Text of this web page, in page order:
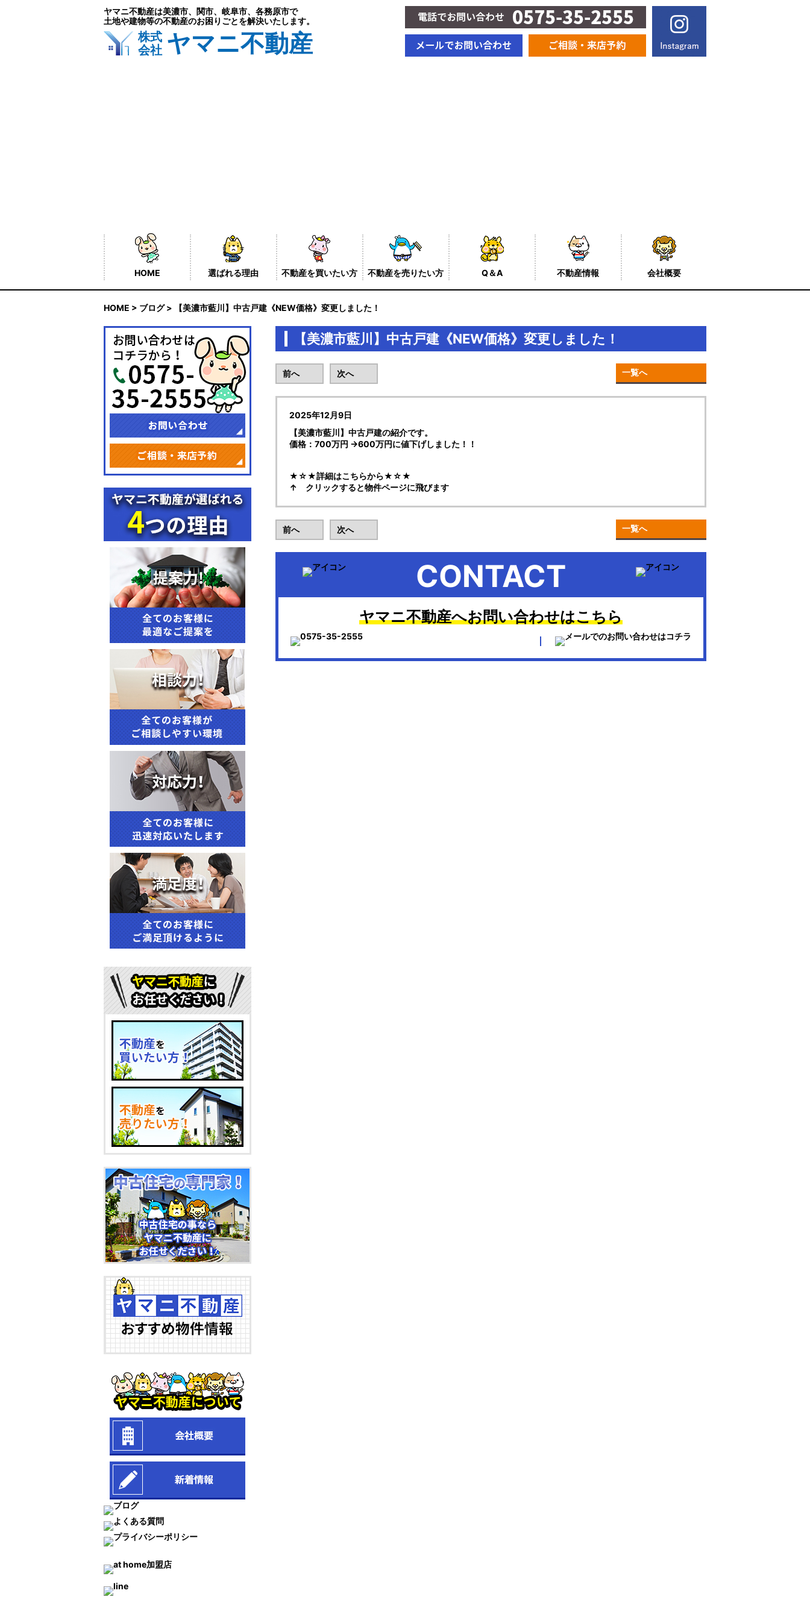
ヤマニ不動産は美濃市、関市、岐阜市、各務原市で
土地や建物等の不動産のお困りごとを解決いたします。
株式
会社 ヤマニ不動産
HOME 選ばれる理由 不動産を買いたい方 不動産を売りたい方 Q＆A 不動産情報 会社概要
HOME > ブログ> 【美濃市藍川】中古戸建《NEW価格》変更しました！
【美濃市藍川】中古戸建《NEW価格》変更しました！
前へ 次へ 一覧へ
2025年12月9日
【美濃市藍川】中古戸建の紹介です。
価格：700万円 →600万円に値下げしました！！
★☆★詳細はこちらから★☆★
↑ クリックすると物件ページに飛びます
前へ 次へ 一覧へ
CONTACT
ヤマニ不動産へお問い合わせはこちら